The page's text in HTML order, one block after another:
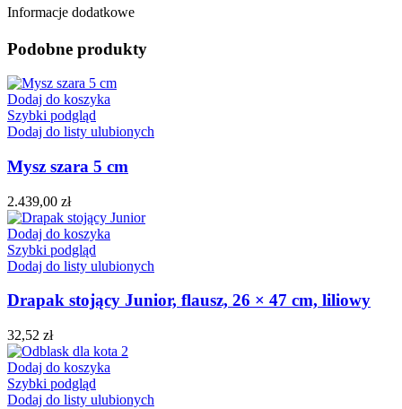
Informacje dodatkowe
Podobne produkty
Dodaj do koszyka
Szybki podgląd
Dodaj do listy ulubionych
Mysz szara 5 cm
2.439,00 zł
Dodaj do koszyka
Szybki podgląd
Dodaj do listy ulubionych
Drapak stojący Junior, flausz, 26 × 47 cm, liliowy
32,52 zł
Dodaj do koszyka
Szybki podgląd
Dodaj do listy ulubionych